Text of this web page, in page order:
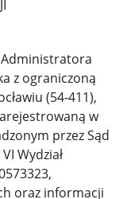
z ograniczoną
(54-411),
w
przez Sąd
Wydział
oraz informacji